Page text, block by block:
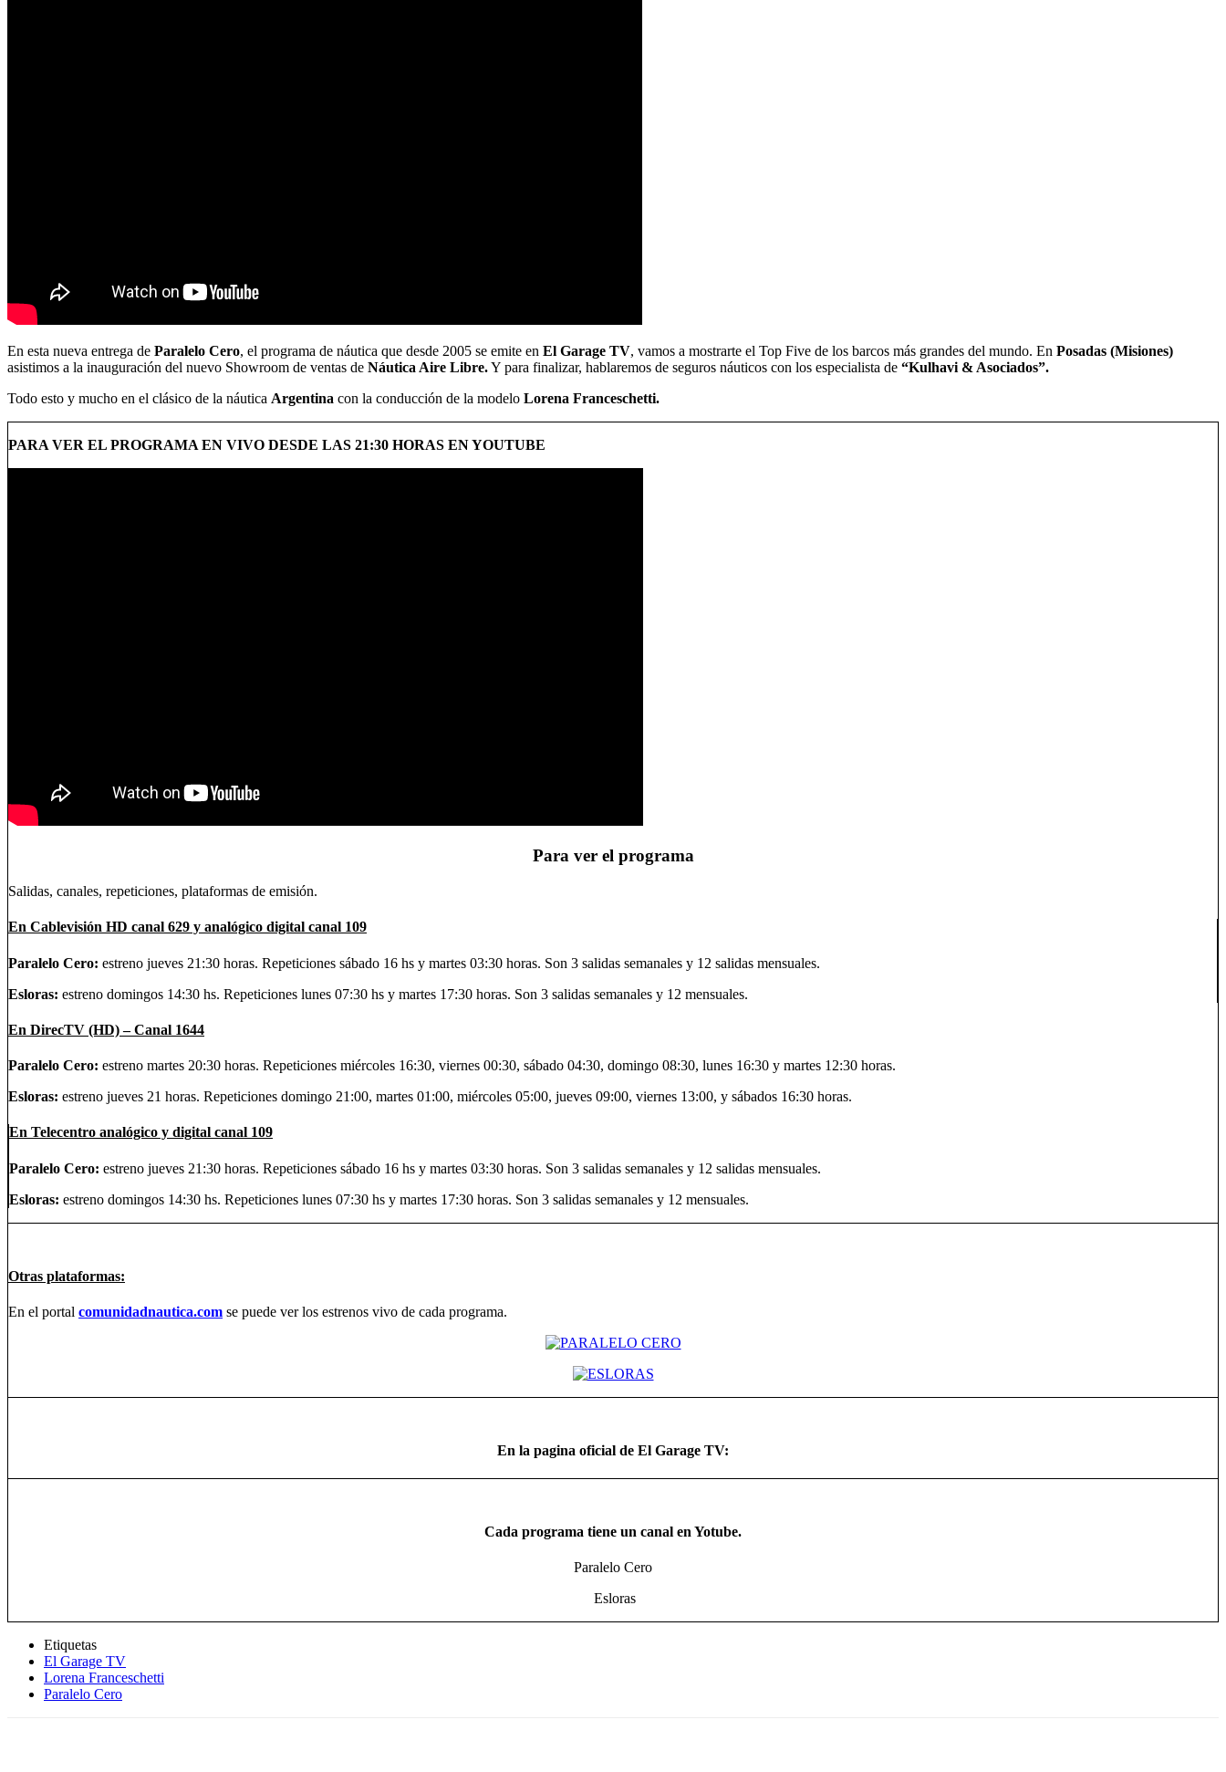
En esta nueva entrega de Paralelo Cero, el programa de náutica que desde 2005 se emite en El Garage TV, vamos a mostrarte el Top Five de los barcos más grandes del mundo. En Posadas (Misiones)
asistimos a la inauguración del nuevo Showroom de ventas de Náutica Aire Libre.Y para finalizar, hablaremos de seguros náuticos con los especialista de “Kulhavi & Asociados”.
Todo esto y mucho en el clásico de la náutica Argentina con la conducción de la modelo Lorena Franceschetti.
PARA VER EL PROGRAMA EN VIVO DESDE LAS 21:30 HORAS EN YOUTUBE
Para ver el programa
Salidas, canales, repeticiones, plataformas de emisión.
En Cablevisión HD canal 629 y analógico digital canal 109
Paralelo Cero: estreno jueves 21:30 horas. Repeticiones sábado 16 hs y martes 03:30 horas. Son 3 salidas semanales y 12 salidas mensuales.
Esloras: estreno domingos 14:30 hs. Repeticiones lunes 07:30 hs y martes 17:30 horas. Son 3 salidas semanales y 12 mensuales.
En DirecTV (HD) – Canal 1644
Paralelo Cero: estreno martes 20:30 horas. Repeticiones miércoles 16:30, viernes 00:30, sábado 04:30, domingo 08:30, lunes 16:30 y martes 12:30 horas.
Esloras: estreno jueves 21 horas. Repeticiones domingo 21:00, martes 01:00, miércoles 05:00, jueves 09:00, viernes 13:00, y sábados 16:30 horas.
En Telecentro analógico y digital canal 109
Paralelo Cero: estreno jueves 21:30 horas. Repeticiones sábado 16 hs y martes 03:30 horas. Son 3 salidas semanales y 12 salidas mensuales.
Esloras: estreno domingos 14:30 hs. Repeticiones lunes 07:30 hs y martes 17:30 horas. Son 3 salidas semanales y 12 mensuales.
Otras plataformas:
En el portal comunidadnautica.com se puede ver los estrenos vivo de cada programa.
En la pagina oficial de El Garage TV:
Cada programa tiene un canal en Yotube.
Paralelo Cero
Esloras
Etiquetas
El Garage TV
Lorena Franceschetti
Paralelo Cero